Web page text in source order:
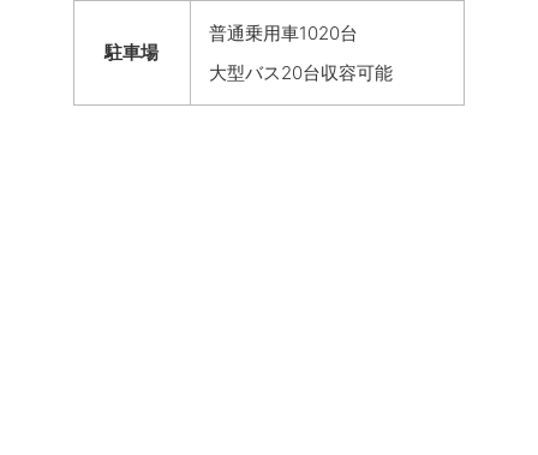
駐車場
普通乗用車1020台
大型バス20台収容可能